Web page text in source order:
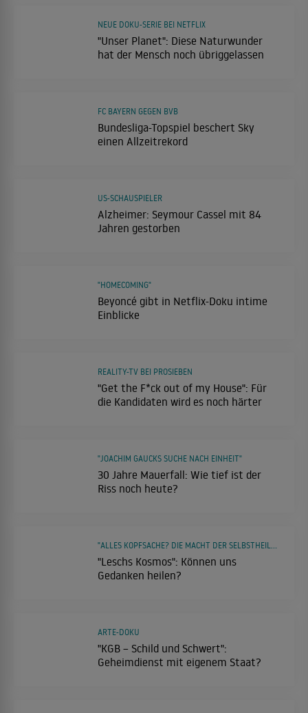
"Unser Planet": Diese Naturwunder
hat der Mensch noch übriggelassen
NEUE DOKU-SERIE BEI NETFLIX
Bundesliga-Topspiel beschert Sky
einen Allzeitrekord
FC BAYERN GEGEN BVB
Alzheimer: Seymour Cassel mit 84
Jahren gestorben
US-SCHAUSPIELER
Beyoncé gibt in Netflix-Doku intime
Einblicke
"HOMECOMING"
"Get the F*ck out of my House": Für
die Kandidaten wird es noch härter
REALITY-TV BEI PROSIEBEN
30 Jahre Mauerfall: Wie tief ist der
Riss noch heute?
"JOACHIM GAUCKS SUCHE NACH EINHEIT"
"Leschs Kosmos": Können uns
Gedanken heilen?
"ALLES KOPFSACHE? DIE MACHT DER SELBSTHEILUNG"
"KGB – Schild und Schwert":
Geheimdienst mit eigenem Staat?
ARTE-DOKU